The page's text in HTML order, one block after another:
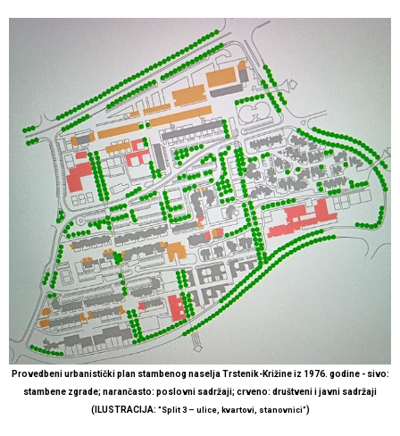
Provedbeni urbanistički plan stambenog naselja Trstenik-Križine iz 1976. godine - sivo:
stambene zgrade; narančasto: poslovni sadržaji; crveno: društveni i javni sadržaji
(ILUSTRACIJA: "Split 3 – ulice, kvartovi, stanovnici")